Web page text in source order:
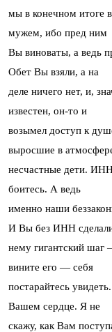
мы в конечном итоге
мужем, ибо пред ним
Вы виноваты, а ведь
Обет Вы взяли, а на
деле ничего нет, и,
известен, он-то и
возымел доступ к
выросшие в
несчастные дети.
боитесь. А ведь
именно наши
И Вы без ИНН
нему гигантский
вините его — себя
постарайтесь
Вашем сердце. Я не
скажу, как Вам